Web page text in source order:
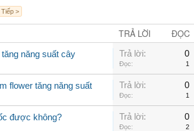
Tiếp >
TRẢ LỜI ĐỌC
năng suất cây Trả lời: 0
Đọc: 1
flower tăng năng suất Trả lời: 0
Đọc: 1
được không? Trả lời: 0
Đọc: 2